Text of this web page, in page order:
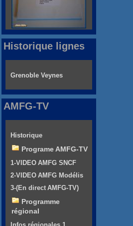
Historique lignes
Grenoble Veynes
AMFG-TV
Historique
Programe AMFG-TV
1-VIDEO AMFG SNCF
2-VIDEO AMFG Modélis
3-(En direct AMFG-TV)
Programme
régional